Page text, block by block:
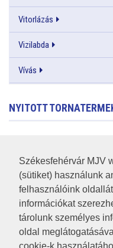
Székesfehérvár MJV
(sütiket) használunk
felhasználóink
információkat
tárolunk személyes
oldal
Vitorlázás
Vizilabda
Vívás
NYITOTT
RSS
A HONLAP 2017.03.31-I
JOGI NYILATKOZAT
IMPRESSZUM